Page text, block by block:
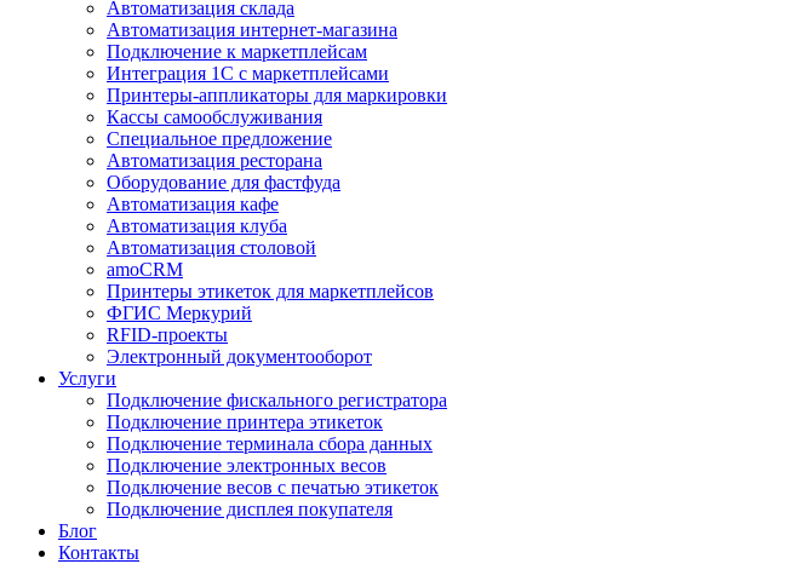
Автоматизация склада
Автоматизация интернет-магазина
Подключение к маркетплейсам
Интеграция 1С с маркетплейсами
Принтеры-аппликаторы для маркировки
Кассы самообслуживания
Специальное предложение
Автоматизация ресторана
Оборудование для фастфуда
Автоматизация кафе
Автоматизация клуба
Автоматизация столовой
amoCRM
Принтеры этикеток для маркетплейсов
ФГИС Меркурий
RFID-проекты
Электронный документооборот
Услуги
Подключение фискального регистратора
Подключение принтера этикеток
Подключение терминала сбора данных
Подключение электронных весов
Подключение весов с печатью этикеток
Подключение дисплея покупателя
Блог
Контакты